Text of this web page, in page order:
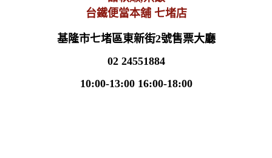
台鐵便當本舖 七堵店
基隆市七堵區東新街2號售票大廳
02 24551884
10:00-13:00 16:00-18:00